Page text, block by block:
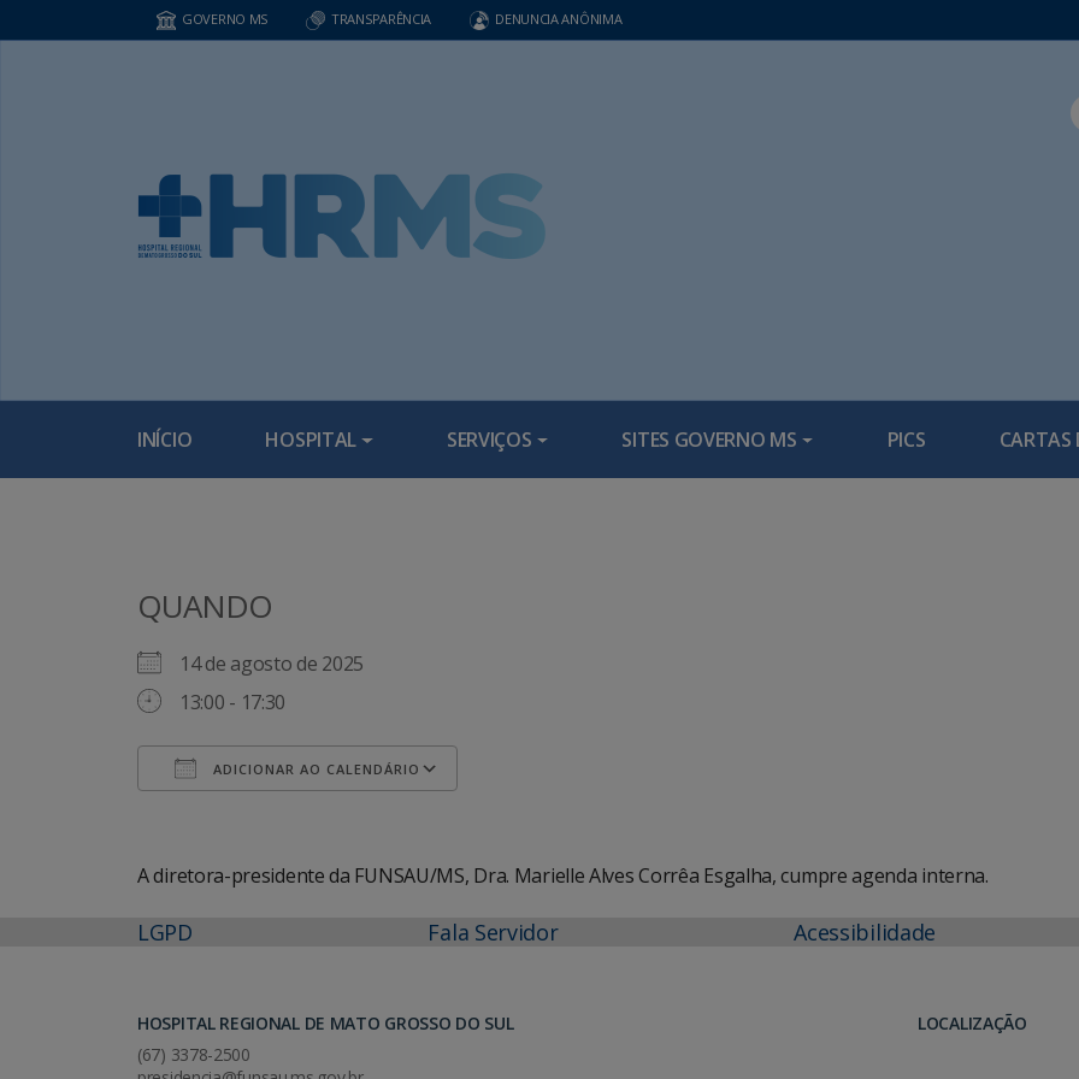
GOVERNO MS TRANSPARÊNCIA DENUNCIA ANÔNIMA
INÍCIO HOSPITAL SERVIÇOS SITES GOVERNO MS PICS CARTAS
QUANDO
14 de agosto de 2025
13:00 - 17:30
ADICIONAR AO CALENDÁRIO
A diretora-presidente da FUNSAU/MS, Dra. Marielle Alves Corrêa Esgalha, cumpre agenda interna.
LGPD Fala Servidor Acessibilidade
HOSPITAL REGIONAL DE MATO GROSSO DO SUL
(67) 3378-2500
LOCALIZAÇÃO